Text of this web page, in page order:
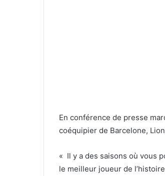
En conférence de presse
coéquipier de Barcelone,
« Il y a des saisons où vous
le meilleur joueur de